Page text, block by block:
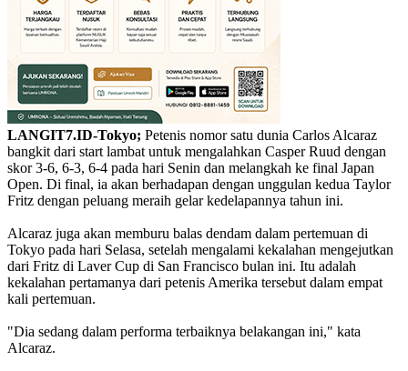
LANGIT7.ID-Tokyo; Petenis nomor satu dunia Carlos Alcaraz
bangkit dari start lambat untuk mengalahkan Casper Ruud dengan
skor 3-6, 6-3, 6-4 pada hari Senin dan melangkah ke final Japan
Open. Di final, ia akan berhadapan dengan unggulan kedua Taylor
Fritz dengan peluang meraih gelar kedelapannya tahun ini.
Alcaraz juga akan memburu balas dendam dalam pertemuan di
Tokyo pada hari Selasa, setelah mengalami kekalahan mengejutkan
dari Fritz di Laver Cup di San Francisco bulan ini. Itu adalah
kekalahan pertamanya dari petenis Amerika tersebut dalam empat
kali pertemuan.
"Dia sedang dalam performa terbaiknya belakangan ini," kata
Alcaraz.